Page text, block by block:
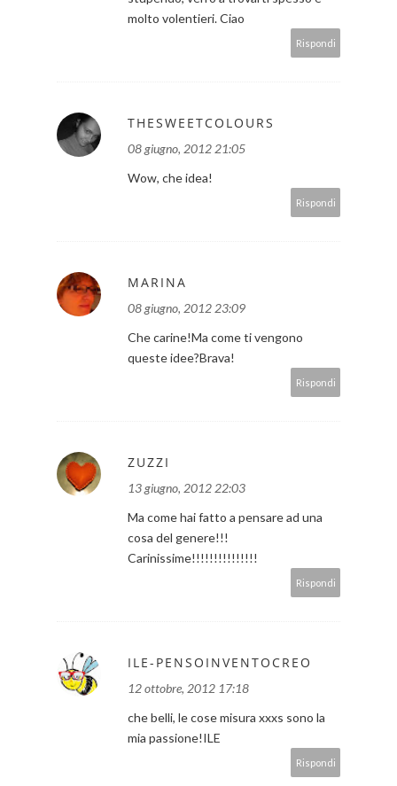
molto volentieri. Ciao
Rispondi
THESWEETCOLOURS
08 giugno, 2012 21:05
Wow, che idea!
Rispondi
MARINA
08 giugno, 2012 23:09
Che carine!Ma come ti vengono
queste idee?Brava!
Rispondi
ZUZZI
13 giugno, 2012 22:03
Ma come hai fatto a pensare ad una
cosa del genere!!!
Carinissime!!!!!!!!!!!!!!!
Rispondi
ILE-PENSOINVENTOCREO
12 ottobre, 2012 17:18
che belli, le cose misura xxxs sono la
mia passione!ILE
Rispondi